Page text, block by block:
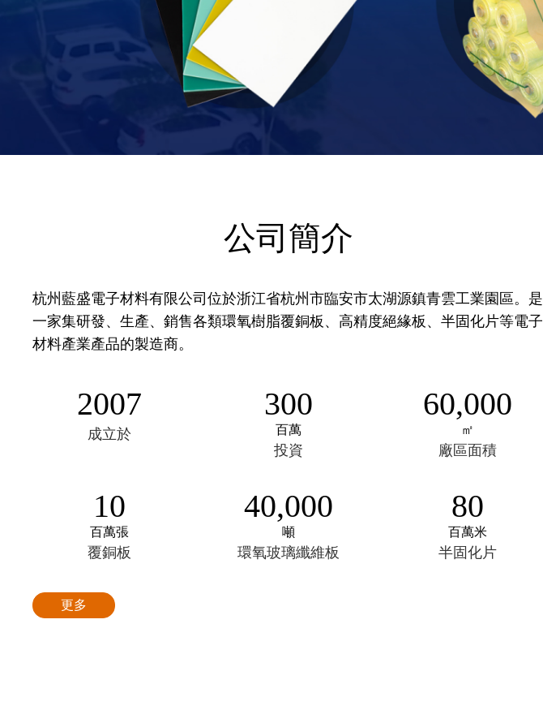
公司簡介
杭州藍盛電子材料有限公司位於浙江省杭州市臨安市太湖源鎮青雲工業園區。是
一家集研發、生產、銷售各類環氧樹脂覆銅板、高精度絕緣板、半固化片等電子
材料產業產品的製造商。
2007
成立於
300
百萬
投資
60,000
㎡
廠區面積
10
百萬張
覆銅板
40,000
噸
環氧玻璃纖維板
80
百萬米
半固化片
更多